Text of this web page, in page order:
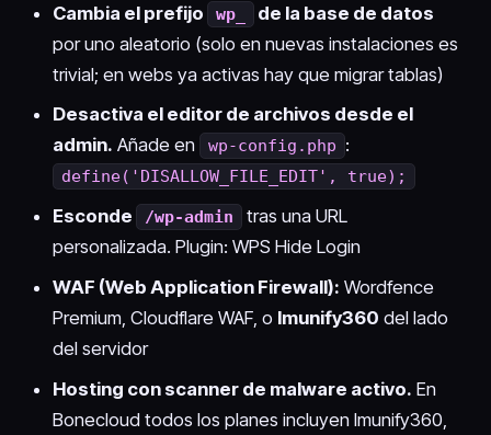
Cambia el prefijo
wp_
de la base de datos
por uno aleatorio (solo en nuevas instalaciones es
trivial; en webs ya activas hay que migrar tablas)
Desactiva el editor de archivos desde el
admin. Añade en wp-config.php :
define('DISALLOW_FILE_EDIT', true);
Esconde /wp-admin
tras una URL
personalizada. Plugin: WPS Hide Login
WAF (Web Application Firewall): Wordfence
Premium, Cloudflare WAF, o Imunify360 del lado
del servidor
Hosting con scanner de malware activo. En
Bonecloud todos los planes incluyen Imunify360,